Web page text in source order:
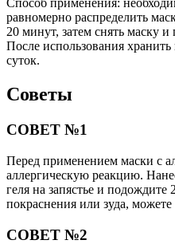
Способ применения:
равномерно распределить
20 минут, затем снять маску
После использования
суток.
Советы
СОВЕТ №1
Перед применением маски с
аллергическую реакцию.
геля на запястье и подождите
покраснения или зуда, можете
СОВЕТ №2